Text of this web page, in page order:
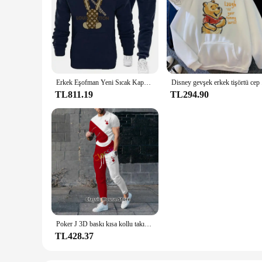
Erkek Eşofman Yeni Sıcak Kapüşonlular Setleri Yüksek Kaliteli Erkek Kapşonlu Kazak + Eşofman Altı Tasarım Hip Hop Kazak Koşu Giyim
TL811.19 TL294.90
Poker J 3D baskı kısa kollu takım elbise erkek eşofman takım Jogger giyim adam rahat tişörtleri + pantolon 2 parça kıyafetler için Streetwear
TL428.37